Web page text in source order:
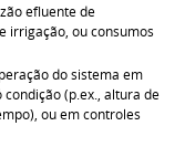
efluente de
irrigação, ou consumos
do sistema em
(p.ex., altura de
ou em controles